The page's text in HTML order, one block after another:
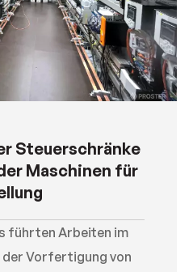
Steuerschränke
Maschinen für
führten Arbeiten im
der Vorfertigung von